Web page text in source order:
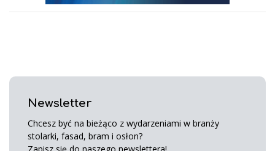
Newsletter
Chcesz być na bieżąco z wydarzeniami w branży
stolarki, fasad, bram i osłon?